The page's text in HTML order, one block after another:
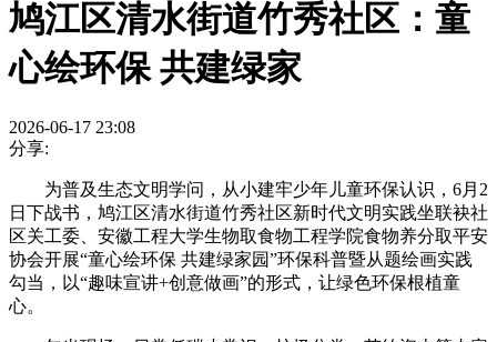
鸠江区清水街道竹秀社区：童
心绘环保 共建绿家
2026-06-17 23:08
分享:
为普及生态文明学问，从小建牢少年儿童环保认识，6月2
日下战书，鸠江区清水街道竹秀社区新时代文明实践坐联袂社
区关工委、安徽工程大学生物取食物工程学院食物养分取平安
协会开展“童心绘环保 共建绿家园”环保科普暨从题绘画实践
勾当，以“趣味宣讲+创意做画”的形式，让绿色环保根植童
心。